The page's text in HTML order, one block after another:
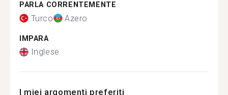
PARLA CORRENTEMENTE
Turco Azero
IMPARA
Inglese
I miei argomenti preferiti